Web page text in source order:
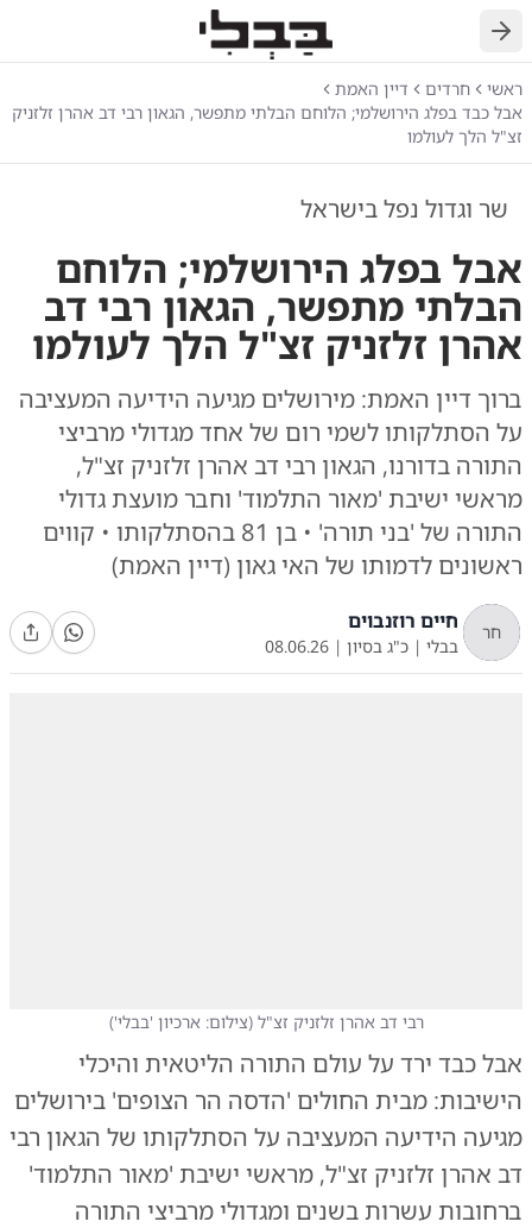
חזרה
ראשי חרדים
דיין האמת
אבל כבד בפלג הירושלמי; הלוחם הבלתי מתפשר, הגאון רבי דב אהרן זלזניק
זצ"ל הלך לעולמו
שר וגדול נפל בישראל
אבל בפלג הירושלמי; הלוחם
הבלתי מתפשר, הגאון רבי דב
אהרן זלזניק זצ"ל הלך לעולמו
ברוך דיין האמת: מירושלים מגיעה הידיעה המעציבה
על הסתלקותו לשמי רום של אחד מגדולי מרביצי
התורה בדורנו, הגאון רבי דב אהרן זלזניק זצ"ל,
מראשי ישיבת 'מאור התלמוד' וחבר מועצת גדולי
התורה של 'בני תורה' • בן 81 בהסתלקותו • קווים
ראשונים לדמותו של האי גאון (דיין האמת)
חר חיים רוזנבוים
בבלי | כ"ג בסיון |
08.06.26
רבי דב אהרן זלזניק זצ"ל (צילום: ארכיון 'בבלי')
אבל כבד ירד על עולם התורה הליטאית והיכלי
הישיבות: מבית החולים 'הדסה הר הצופים' בירושלים
מגיעה הידיעה המעציבה על הסתלקותו של הגאון רבי
דב אהרן זלזניק זצ"ל, מראשי ישיבת 'מאור התלמוד'
ברחובות עשרות בשנים ומגדולי מרביצי התורה